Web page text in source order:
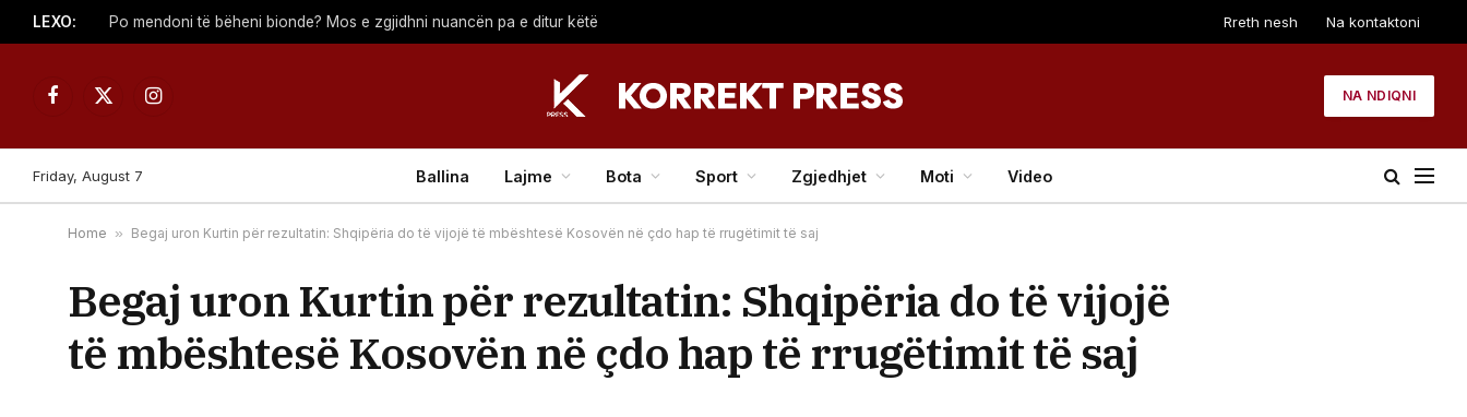
LEXO: Po mendoni të bëheni bionde? Mos e zgjidhni nuancën pa e ditur këtë Rreth nesh Na kontaktoni
Facebook
X
Instagram
NA NDIQNI
Friday, August 7 Ballina Lajme Bota Sport Zgjedhjet Moti Video
Home » Begaj uron Kurtin për rezultatin: Shqipëria do të vijojë të mbështesë Kosovën në çdo hap të rrugëtimit të saj
Begaj uron Kurtin për rezultatin: Shqipëria do të vijojë
të mbështesë Kosovën në çdo hap të rrugëtimit të saj